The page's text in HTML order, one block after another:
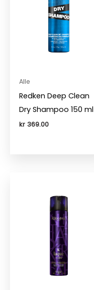
Alle
Redken Deep Clean
Dry Shampoo 150 ml
kr369.00